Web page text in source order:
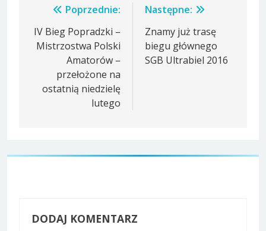
Nawigacja
wpisu
Poprzednie:
IV Bieg Popradzki –
Mistrzostwa Polski
Amatorów –
przełożone na
ostatnią niedzielę
lutego
Następne:
Znamy już trasę
biegu głównego
SGB Ultrabiel 2016
DODAJ KOMENTARZ